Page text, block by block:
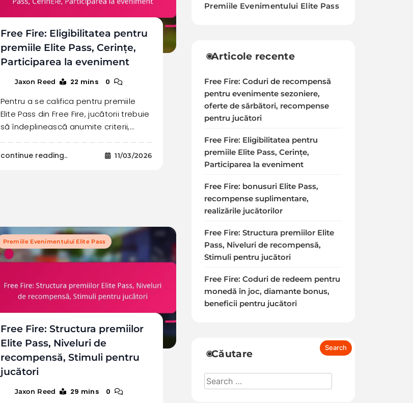
Free Fire: Eligibilitatea pentru
premiile Elite Pass, Cerințe,
Participarea la eveniment
Jaxon Reed 22 mins 0
Pentru a se califica pentru premiile
Elite Pass din Free Fire, jucătorii trebuie
să îndeplinească anumite criterii,…
continue reading.. 11/03/2026
Premiile Evenimentului Elite Pass
Free Fire: Structura premiilor
Elite Pass, Niveluri de
recompensă, Stimuli pentru
jucători
Jaxon Reed 29 mins 0
Premiile Evenimentului Elite Pass
Articole recente
Free Fire: Coduri de recompensă
pentru evenimente sezoniere,
oferte de sărbători, recompense
pentru jucători
Free Fire: Eligibilitatea pentru
premiile Elite Pass, Cerințe,
Participarea la eveniment
Free Fire: bonusuri Elite Pass,
recompense suplimentare,
realizările jucătorilor
Free Fire: Structura premiilor Elite
Pass, Niveluri de recompensă,
Stimuli pentru jucători
Free Fire: Coduri de redeem pentru
monedă în joc, diamante bonus,
beneficii pentru jucători
Căutare